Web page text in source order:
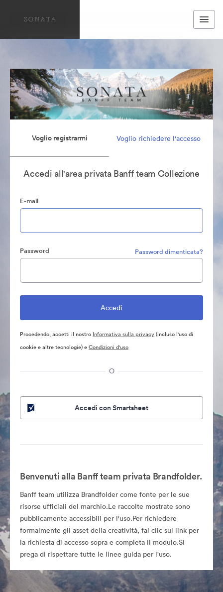
Voglio registrarmi Voglio richiedere l'accesso
Accedi all'area privata Banff team Collezione
E-mail
Password Password dimenticata?
Procedendo, accetti il nostro Informativa sulla privacy(incluso l'uso di
cookie e altre tecnologie) eCondizioni d'uso
O
Accedi con Smartsheet
Benvenuti alla Banff team privata Brandfolder.
Banff team utilizza Brandfolder come fonte per le sue
risorse ufficiali del marchio.Le raccolte mostrate sono
pubblicamente accessibili per l'uso.Per richiedere
formalmente gli asset della creatività, fai clic sul link per
la richiesta di accesso sopra e completa il modulo.Si
prega di rispettare tutte le linee guida per l'uso.